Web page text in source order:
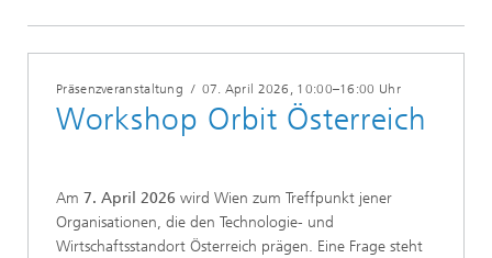
Präsenzveranstaltung / 07. April 2026 , 10:00–16:00 Uhr
Workshop Orbit Österreich
Am 7. April 2026 wird Wien zum Treffpunkt jener
Organisationen, die den Technologie- und
Wirtschaftsstandort Österreich prägen. Eine Frage steht